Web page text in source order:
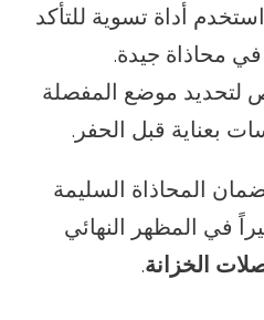
أداة تسوية للتأكد
محاذاة جيدة.
لتحديد موضع المفصلة
بعناية قبل الحفر.
المحاذاة السليمة
في المظهر النهائي
الخزانة.